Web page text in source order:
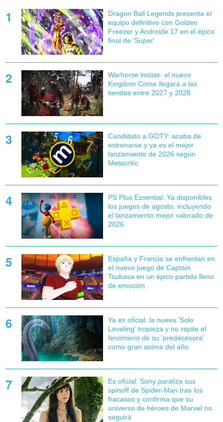
Dragon Ball Legends presenta el
equipo definitivo con Golden
Freezer y Androide 17 en el épico
final de 'Super'
Warhorse insiste: el nuevo
Kingdom Come llegará a las
tiendas entre 2027 y 2028
Candidato a GOTY: acaba de
estrenarse y ya es el mejor
lanzamiento de 2026 según
Metacritic
PS Plus Essential: Ya disponibles
los juegos de agosto, incluyendo
el lanzamiento mejor valorado de
2026
España y Francia se enfrentan en
el nuevo juego de Captain
Tsubasa en un épico partido lleno
de emoción
Ya es oficial: la nueva 'Solo
Leveling' tropieza y no repite el
fenómeno de su 'predecesora'
como gran anime del año
Es oficial: Sony paraliza sus
spinoff de Spider-Man tras los
fracasos y confirma que su
universo de héroes de Marvel no
seguirá